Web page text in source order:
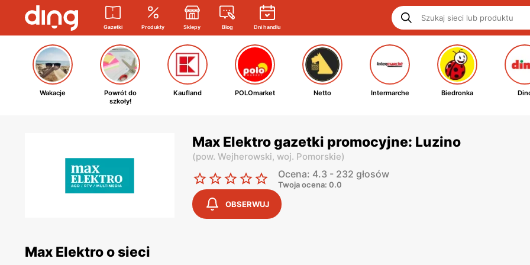
Gazetki Produkty Sklepy Blog Dni handlu
Wakacje
Powrót do
szkoły!
Kaufland POLOmarket Netto Intermarche Biedronka
Max Elektro gazetki promocyjne: Luzino
(pow. Wejherowski, woj. Pomorskie)
Ocena: 4.3 - 232 głosów
Twoja ocena: 0.0
OBSERWUJ
Max Elektro o sieci